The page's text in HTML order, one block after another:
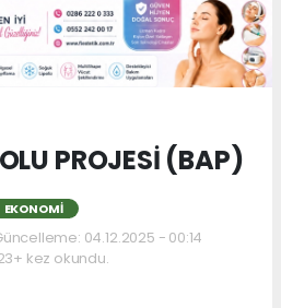
PROJESİ (BAP)
EKONOMI
04.12.2025 - 00:14
kez okundu.